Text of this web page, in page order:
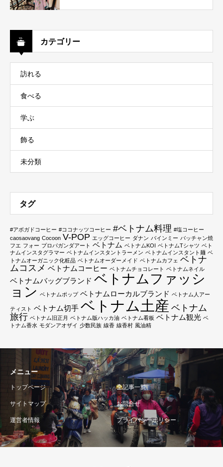
カテゴリー
訪れる
食べる
学ぶ
飾る
未分類
タグ
#アボガドコーヒー #ココナッツコーヒー #ベトナム料理 #塩コーヒー
caosaovang Cocoon V-POP エッグコーヒー ダナン バインミー バッチャン焼
フエ フォー プロパガンダアート ベトナム ベトナムKOI ベトナムTシャツ ベト
ナムインスタグラマー ベトナムインスタントラーメン ベトナムインスタント麺 ベ
トナムオーガニック化粧品 ベトナムオーダーメイド ベトナムカフェ ベトナ
ムコスメ ベトナムコーヒー ベトナムチョコレート ベトナムネイル
ベトナムバッグブランド ベトナムファッシ
ョン ベトナムポップ ベトナムローカルブランド ベトナム人アー
ティスト ベトナム切手 ベトナム土産 ベトナム
旅行 ベトナム旧正月 ベトナム版ハッカ油 ベトナム看板 ベトナム観光 ベ
トナム香水 モダンアオザイ 少数民族 線香 線香村 風油精
メニュー
トップページ 全記事一覧
サイトマップ お問合せ
運営者情報 プライバシーポリシー